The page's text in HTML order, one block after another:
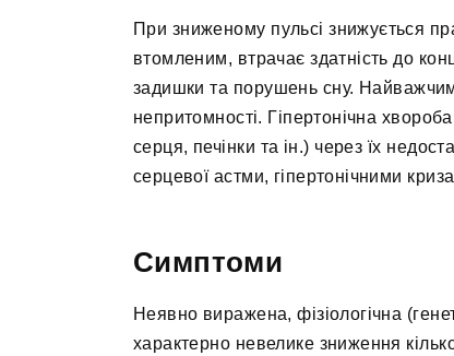
При зниженому пульсі знижується
втомленим, втрачає здатність до
задишки та порушень сну. Найважчим
непритомності. Гіпертонічна
серця, печінки та ін.) через їх
серцевої астми, гіпертонічними
Симптоми
Неявно виражена, фізіологічна
характерно невелике зниження